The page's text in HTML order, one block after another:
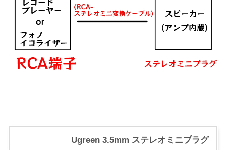
Ugreen 3.5mm ステレオミニプラグ